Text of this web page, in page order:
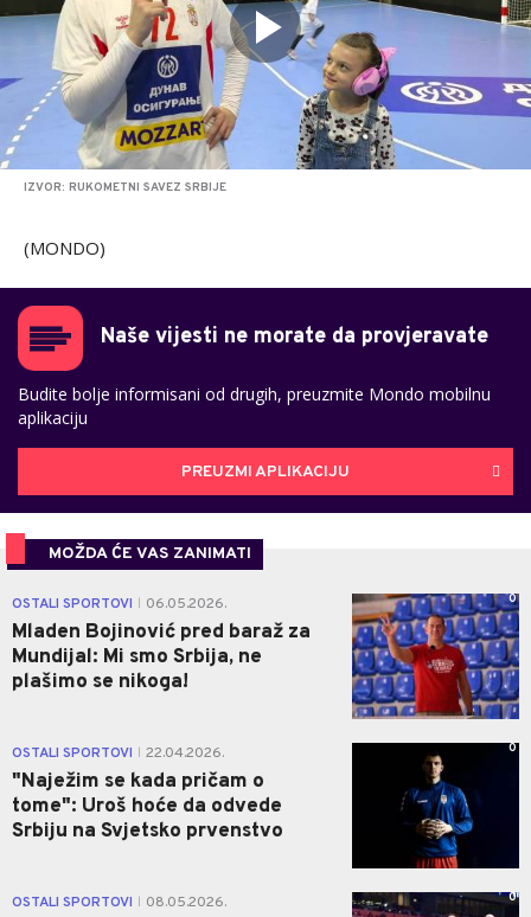
IZVOR: RUKOMETNI SAVEZ SRBIJE
(MONDO)
Naše vijesti ne morate da provjeravate
Budite bolje informisani od drugih, preuzmite Mondo mobilnu
aplikaciju
PREUZMI APLIKACIJU
MOŽDA ĆE VAS ZANIMATI
OSTALI SPORTOVI 06.05.2026.
Mladen Bojinović pred baraž za
Mundijal: Mi smo Srbija, ne
plašimo se nikoga!
0
OSTALI SPORTOVI 22.04.2026.
"Naježim se kada pričam o
tome": Uroš hoće da odvede
Srbiju na Svjetsko prvenstvo
0
OSTALI SPORTOVI 08.05.2026. 0